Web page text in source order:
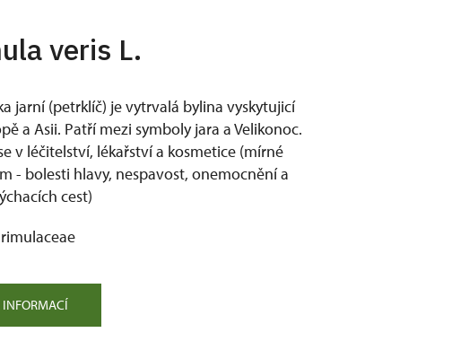
veris L.
jarní (petrklíč) je vytrvalá bylina vyskytujicí
a Asii. Patří mezi symboly jara a Velikonoc.
v léčitelství, lékařství a kosmetice (mírné
- bolesti hlavy, nespavost, onemocnění a
cest)
INFORMACÍ